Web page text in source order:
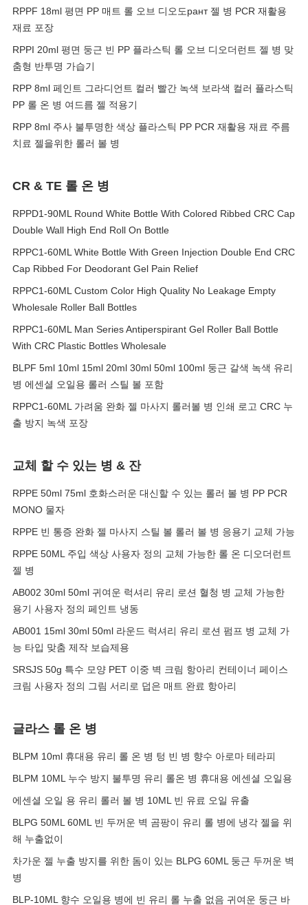
RPPF 18ml 평면 PP 매트 롤 오브 디오도рант 젤 병 PCR 재활용
재료 포장
RPPI 20ml 평면 둥근 빈 PP 플라스틱 롤 오브 디오더런트 젤 병 맞
춤형 반투명 가습기
RPP 8ml 페인트 그라디언트 컬러 빨간 녹색 보라색 컬러 플라스틱
PP 롤 온 병 여드름 젤 적용기
RPP 8ml 주사 불투명한 색상 플라스틱 PP PCR 재활용 재료 주름
치료 젤을위한 롤러 볼 병
CR & TE 롤 온 병
RPPD1-90ML Round White Bottle With Colored Ribbed CRC Cap
Double Wall High End Roll On Bottle
RPPC1-60ML White Bottle With Green Injection Double End CRC
Cap Ribbed For Deodorant Gel Pain Relief
RPPC1-60ML Custom Color High Quality No Leakage Empty
Wholesale Roller Ball Bottles
RPPC1-60ML Man Series Antiperspirant Gel Roller Ball Bottle
With CRC Plastic Bottles Wholesale
BLPF 5ml 10ml 15ml 20ml 30ml 50ml 100ml 둥근 갈색 녹색 유리
병 에센셜 오일용 롤러 스틸 볼 포함
RPPC1-60ML 가려움 완화 젤 마사지 롤러볼 병 인쇄 로고 CRC 누
출 방지 녹색 포장
교체 할 수 있는 병 & 잔
RPPE 50ml 75ml 호화스러운 대신할 수 있는 롤러 볼 병 PP PCR
MONO 물자
RPPE 빈 통증 완화 젤 마사지 스틸 볼 롤러 볼 병 응용기 교체 가능
RPPE 50ML 주입 색상 사용자 정의 교체 가능한 롤 온 디오더런트
젤 병
AB002 30ml 50ml 귀여운 럭셔리 유리 로션 혈청 병 교체 가능한
용기 사용자 정의 페인트 냉동
AB001 15ml 30ml 50ml 라운드 럭셔리 유리 로션 펌프 병 교체 가
능 타입 맞춤 제작 보습제용
SRSJS 50g 특수 모양 PET 이중 벽 크림 항아리 컨테이너 페이스
크림 사용자 정의 그림 서리로 덥은 매트 완료 항아리
글라스 롤 온 병
BLPM 10ml 휴대용 유리 롤 온 병 텅 빈 병 향수 아로마 테라피
BLPM 10ML 누수 방지 불투명 유리 롤온 병 휴대용 에센셜 오일용
에센셜 오일 용 유리 롤러 볼 병 10ML 빈 유료 오일 유출
BLPG 50ML 60ML 빈 두꺼운 벽 곰팡이 유리 롤 병에 냉각 젤을 위
해 누출없이
차가운 젤 누출 방지를 위한 돔이 있는 BLPG 60ML 둥근 두꺼운 벽
병
BLP-10ML 향수 오일용 병에 빈 유리 롤 누출 없음 귀여운 둥근 바